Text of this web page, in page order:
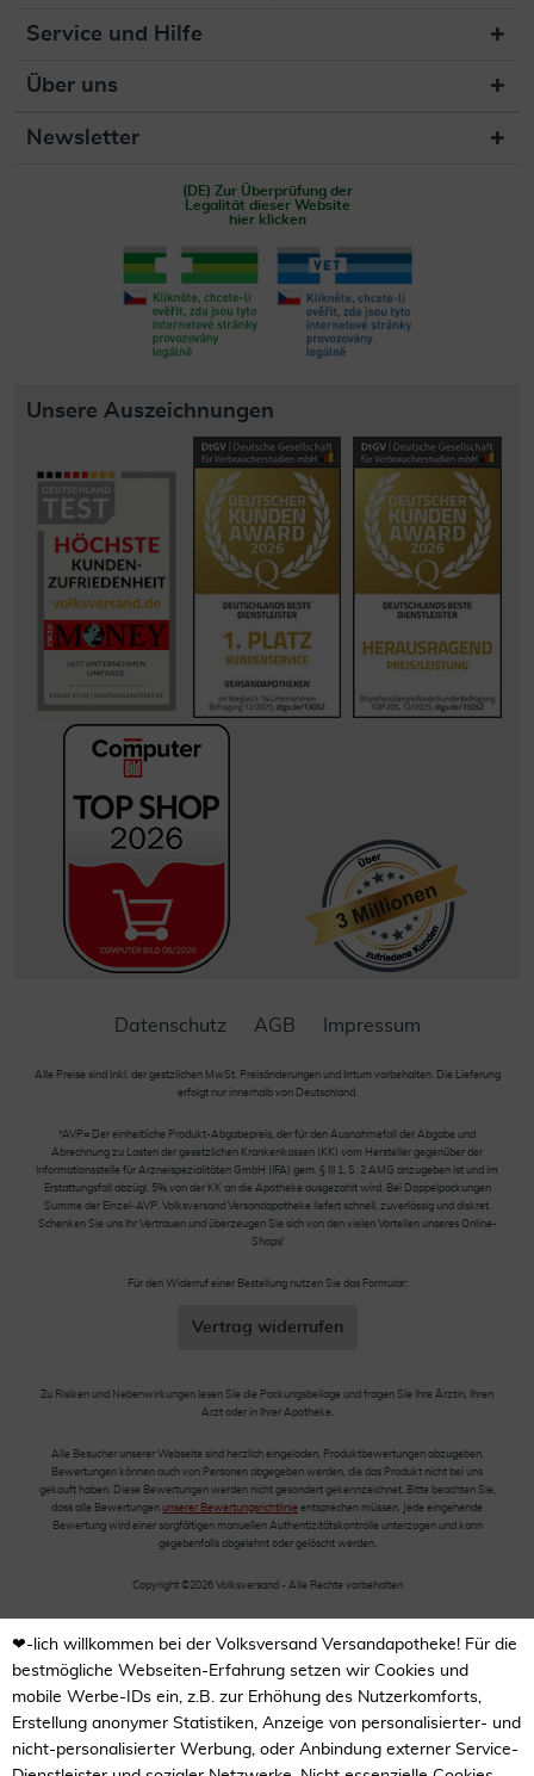
Service und Hilfe
Über uns
Newsletter
(DE) Zur Überprüfung der
Legalität dieser Website
hier klicken
Unsere Auszeichnungen
Datenschutz AGB Impressum
Alle Preise sind inkl. der gestzlichen MwSt. Preisänderungen und Irrtum vorbehalten. Die Lieferung
erfolgt nur innerhalb von Deutschland.
*AVP= Der einheitliche Produkt-Abgabepreis, der für den Ausnahmefall der Abgabe und
Abrechnung zu Lasten der gesetzlichen Krankenkassen (KK) vom Hersteller gegenüber der
Informationsstelle für Arzneispezialitäten GmbH (IFA) gem. § III 1, S. 2 AMG anzugeben ist und im
Erstattungsfall abzügl. 5% von der KK an die Apotheke ausgezahlt wird. Bei Doppelpackungen
Summe der Einzel-AVP. Volksversand Versandapotheke liefert schnell, zuverlässig und diskret.
Schenken Sie uns Ihr Vertrauen und überzeugen Sie sich von den vielen Vorteilen unseres Online-
Shops!
Für den Widerruf einer Bestellung nutzen Sie das Formular:
Vertrag widerrufen
Zu Risiken und Nebenwirkungen lesen Sie die Packungsbeilage und fragen Sie Ihre Ärztin, Ihren
Arzt oder in Ihrer Apotheke.
Alle Besucher unserer Webseite sind herzlich eingeladen, Produktbewertungen abzugeben.
Bewertungen können auch von Personen abgegeben werden, die das Produkt nicht bei uns
gekauft haben. Diese Bewertungen werden nicht gesondert gekennzeichnet. Bitte beachten Sie,
dass alle Bewertungen unserer Bewertungsrichtlinie entsprechen müssen. Jede eingehende
Bewertung wird einer sorgfältigen manuellen Authentizitätskontrolle unterzogen und kann
gegebenfalls abgelehnt oder gelöscht werden.
Copyright ©2026 Volksversand - Alle Rechte vorbehalten
❤-lich willkommen bei der Volksversand Versandapotheke! Für die
bestmögliche Webseiten-Erfahrung setzen wir Cookies und
mobile Werbe-IDs ein, z.B. zur Erhöhung des Nutzerkomforts,
Erstellung anonymer Statistiken, Anzeige von personalisierter- und
nicht-personalisierter Werbung, oder Anbindung externer Service-